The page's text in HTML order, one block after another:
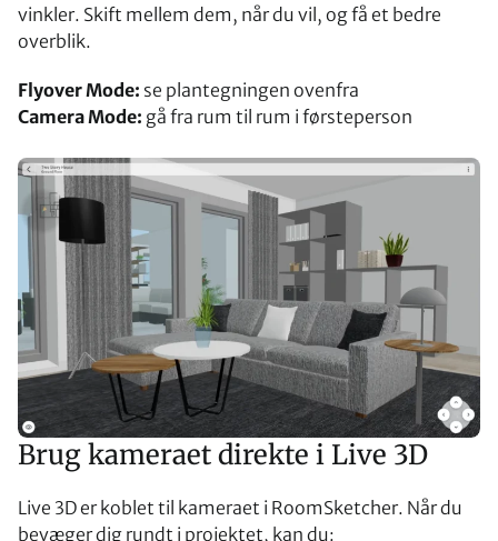
vinkler. Skift mellem dem, når du vil, og få et bedre
overblik.
Flyover Mode: se plantegningen ovenfra
Camera Mode: gå fra rum til rum i førsteperson
Brug kameraet direkte i Live 3D
Live 3D er koblet til kameraet i RoomSketcher. Når du
bevæger dig rundt i projektet, kan du: